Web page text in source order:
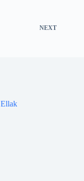
NEXT